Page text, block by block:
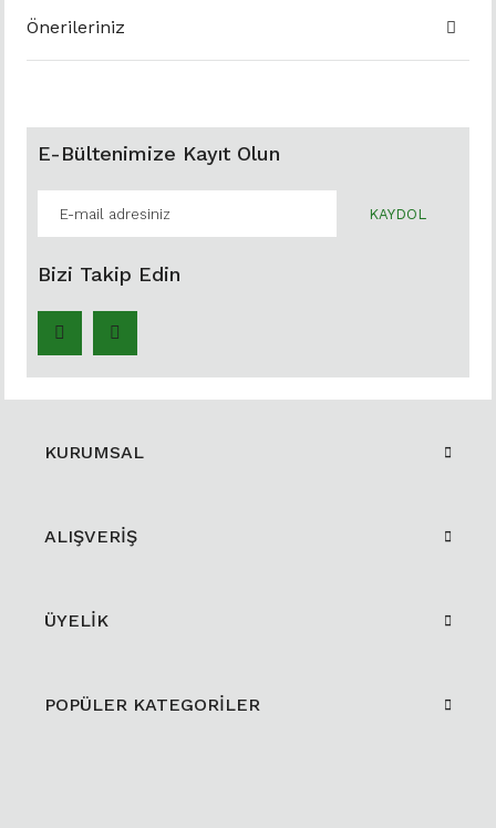
Önerileriniz
E-Bültenimize Kayıt Olun
KAYDOL
Bizi Takip Edin
KURUMSAL
ALIŞVERİŞ
ÜYELİK
POPÜLER KATEGORİLER